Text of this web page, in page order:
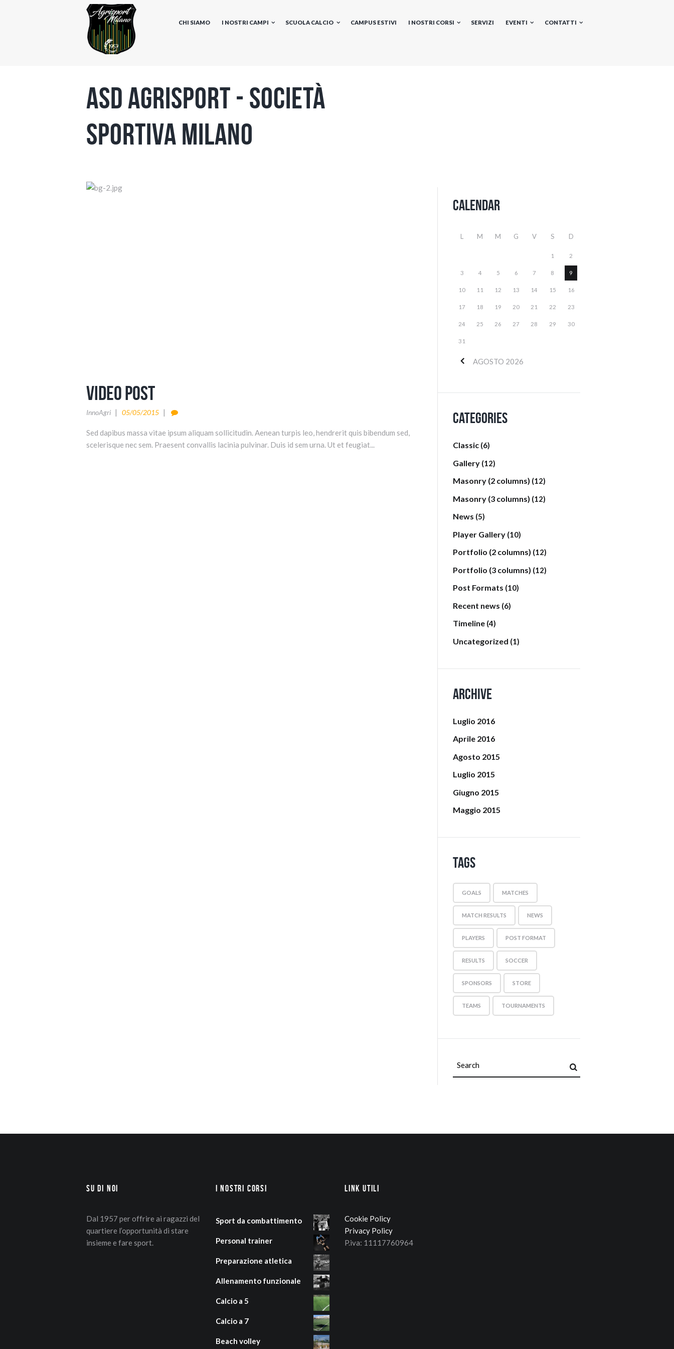
CHI SIAMO I NOSTRI CAMPI SCUOLA CALCIO CAMPUS ESTIVI I NOSTRI CORSI SERVIZI EVENTI CONTATTI
ASD Agrisport - Società
sportiva Milano
Video Post
InnoAgri 05/05/2015
Sed dapibus massa vitae ipsum aliquam sollicitudin. Aenean turpis leo, hendrerit quis bibendum sed,
scelerisque nec sem. Praesent convallis lacinia pulvinar. Duis id sem urna. Ut et feugiat...
Calendar
AGOSTO 2026
L M M G V S D
1 2
3 4 5 6 7 8 9
10 11 12 13 14 15 16
17 18 19 20 21 22 23
24 25 26 27 28 29 30
31
Categories
Classic (6)
Gallery (12)
Masonry (2 columns) (12)
Masonry (3 columns) (12)
News (5)
Player Gallery (10)
Portfolio (2 columns) (12)
Portfolio (3 columns) (12)
Post Formats (10)
Recent news (6)
Timeline (4)
Uncategorized (1)
Archive
Luglio 2016
Aprile 2016
Agosto 2015
Luglio 2015
Giugno 2015
Maggio 2015
Tags
GOALS MATCHES
MATCH RESULTS NEWS
PLAYERS POST FORMAT
RESULTS SOCCER
SPONSORS STORE
TEAMS TOURNAMENTS
Su di Noi
Dal 1957 per offrire ai ragazzi del
quartiere l’opportunità di stare
insieme e fare sport.
I nostri corsi
Sport da combattimento
Personal trainer
Preparazione atletica
Allenamento funzionale
Calcio a 5
Calcio a 7
Beach volley
Link Utili
Cookie Policy
Privacy Policy
P.iva: 11117760964